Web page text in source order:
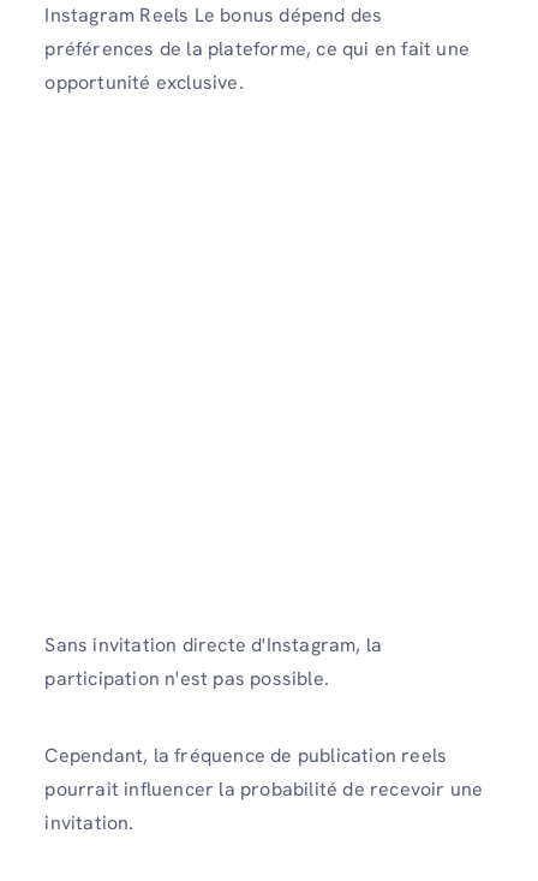
Instagram Reels Le bonus dépend des
préférences de la plateforme, ce qui en fait une
opportunité exclusive.
Sans invitation directe d'Instagram, la
participation n'est pas possible.
Cependant, la fréquence de publication reels
pourrait influencer la probabilité de recevoir une
invitation.